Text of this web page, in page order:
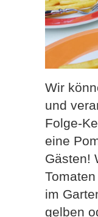
Wir
und
Folge-
eine
Gästen!
im
gelben